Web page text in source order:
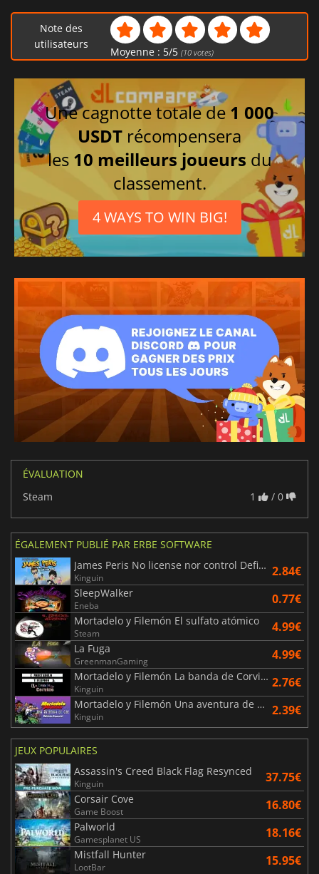
Note des
utilisateurs
Moyenne : 5/5 (10votes)
Une cagnotte totale de 1 000
USDT récompensera
les 10 meilleurs joueurs du
classement.
4 WAYS TO WIN BIG!
ÉVALUATION
Steam
1 / 0
ÉGALEMENT PUBLIÉ PAR ERBE SOFTWARE
James Peris No license nor control Definitive edition
Kinguin 2.84€
SleepWalker
Eneba 0.77€
Mortadelo y Filemón El sulfato atómico
Steam 4.99€
La Fuga
GreenmanGaming 4.99€
Mortadelo y Filemón La banda de Corvino
Kinguin 2.76€
Mortadelo y Filemón Una aventura de cine Edición especial
Kinguin 2.39€
JEUX POPULAIRES
Assassin's Creed Black Flag Resynced
Kinguin 37.75€
Corsair Cove
Game Boost 16.80€
Palworld
Gamesplanet US 18.16€
Mistfall Hunter
LootBar 15.95€